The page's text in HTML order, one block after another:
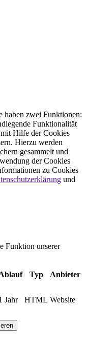
haben zwei Funktionen:
Funktionalität
Hilfe der Cookies
Hierzu werden
gesammelt und
der Cookies
zu Cookies
und
Funktion unserer
Typ Anbieter
Jahr HTML Website